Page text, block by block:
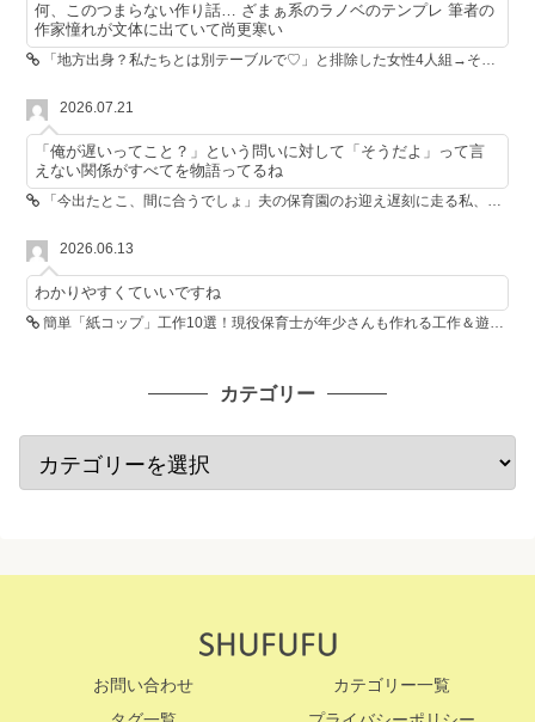
何、このつまらない作り話… ざまぁ系のラノベのテンプレ 筆者の
作家憧れが文体に出ていて尚更寒い
「地方出身？私たちとは別テーブルで♡」と排除した女性4人組→その後4人が青ざめたワケ
2026.07.21
「俺が遅いってこと？」という問いに対して「そうだよ」って言
えない関係がすべてを物語ってるね
「今出たとこ、間に合うでしょ」夫の保育園のお迎え遅刻に走る私、位置情報共有で逆転しました
2026.06.13
わかりやすくていいですね
簡単「紙コップ」工作10選！現役保育士が年少さんも作れる工作＆遊び方を紹介
カテゴリー
お問い合わせ
カテゴリー一覧